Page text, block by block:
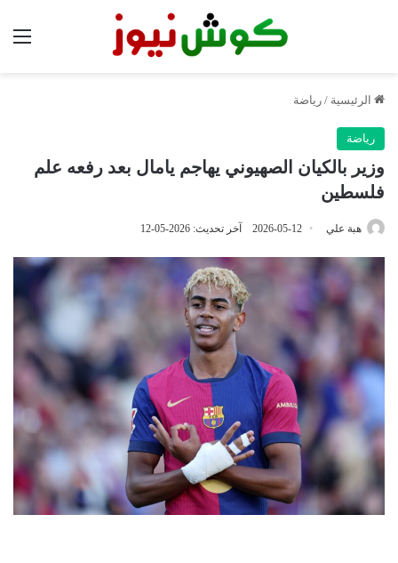
الرئيسية / رياضة
رياضة
وزير بالكيان الصهيوني يهاجم يامال بعد رفعه علم
فلسطين
هبة علي 2026-05-12 آخر تحديث: 2026-05-12